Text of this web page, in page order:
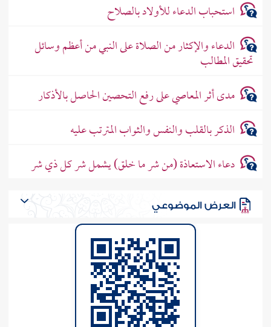
استحباب الدعاء للأولاد بالصلاح
الدعاء والإكثار من الصلاة على النبي من أعظم وسائل
تحقيق المطالب
مدى أثر المعاصي على رفع التحصين الحاصل بالأذكار
الذكر بالقلب والنفس والثواب المترتب عليه
دعاء الاستعاذة (من شر ما خلق) يشمل شر كل ذي شر
العرض الموضوعي